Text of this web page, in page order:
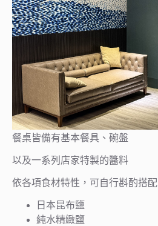
餐桌皆備有基本餐具、碗盤
以及一系列店家特製的醬料
依各項食材特性，可自行斟酌搭配
日本昆布鹽
純水精緻鹽